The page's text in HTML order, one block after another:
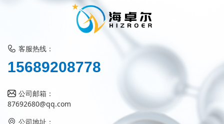
客服热线：
15689208778
公司邮箱：
87692680@qq.com
公司地址：